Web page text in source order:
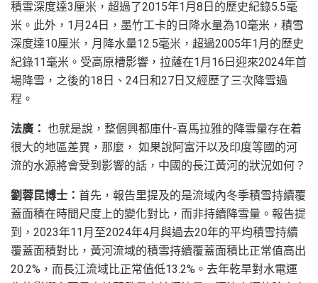
積雪深度達3厘米，超過了2015年1月8日的歷史紀錄5.5毫
米。此外，1月24日，墨竹工卡的日降水量為10毫米，積雪
深度達10厘米，月降水量12.5毫米，超過2005年1月的歷史
紀錄11毫米。受高原槽影響，拉薩在1月16日迎來2024年首
場降雪，之後的18日、24日和27日又經歷了三次降雪過
程。
法廣： 也就是說，整個興都庫什-喜馬拉雅的降雪量存在着
很大的地區差異，那麼， 如果說阿富汗以及印度等國的河
流的水源將會受到影響的話，中國的長江黃河的狀況如何？
劉蓉昆博士： 首先，報告里提及的是流域內冬季積雪持續覆
蓋面積在時間尺度上的變化對比，而非持續降雪量。報告提
到，2023年11月至2024年4月與過去20年的平均積雪持續
覆蓋面積對比，黃河流域的積雪持續覆蓋面積比正常值高出
20.2%，而長江流域比正常值低13.2%。去年乾旱對水電運